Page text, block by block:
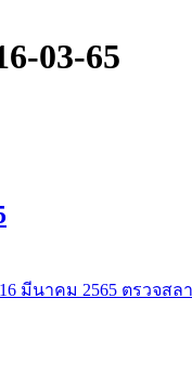
03-65
มีนาคม 2565 ตรวจส